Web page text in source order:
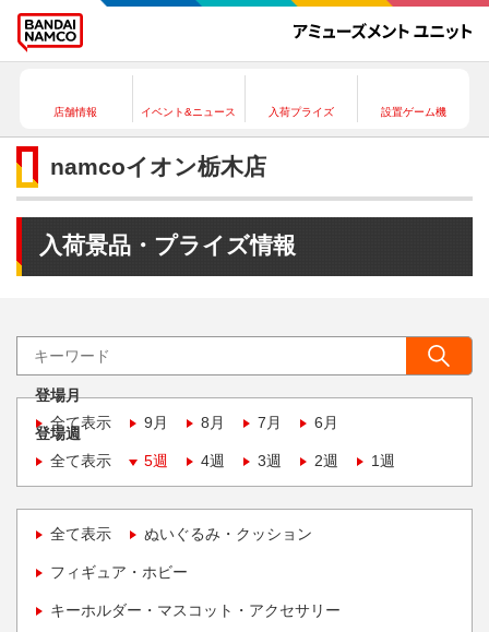
店舗情報 イベント&ニュース 入荷プライズ 設置ゲーム機
namcoイオン栃木店
入荷景品・プライズ情報
登場月
全て表示
9月 8月 7月 6月
登場週
全て表示
5週 4週 3週 2週 1週
全て表示 ぬいぐるみ・クッション
フィギュア・ホビー
キーホルダー・マスコット・アクセサリー